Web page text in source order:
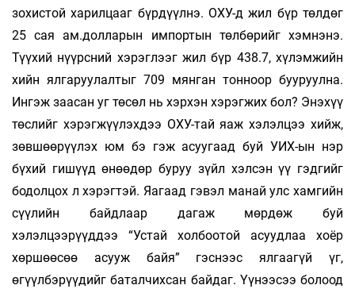
зохистой харилцааг бүрдүүлнэ. ОХУ-д жил бүр төлдөг
25 сая ам.долларын импортын төлбөрийг хэмнэнэ.
Түүхий нүүрсний хэрэглээг жил бүр 438.7, хүлэмжийн
хийн ялгаруулалтыг 709 мянган тонноор бууруулна.
Ингэж заасан уг төсөл нь хэрхэн хэрэгжих бол? Энэхүү
төслийг хэрэгжүүлэхдээ ОХУ-тай яаж хэлэлцээ хийж,
зөвшөөрүүлэх юм бэ гэж асуугаад буй УИХ-ын нэр
бүхий гишүүд өнөөдөр буруу зүйл хэлсэн үү гэдгийг
бодолцох л хэрэгтэй. Яагаад гэвэл манай улс хамгийн
сүүлийн байдлаар дагаж мөрдөж буй
хэлэлцээрүүддээ “Устай холбоотой асуудлаа хоёр
хөршөөсөө асууж байя” гэснээс ялгаагүй үг,
өгүүлбэрүүдийг баталчихсан байдаг. Үүнээсээ болоод